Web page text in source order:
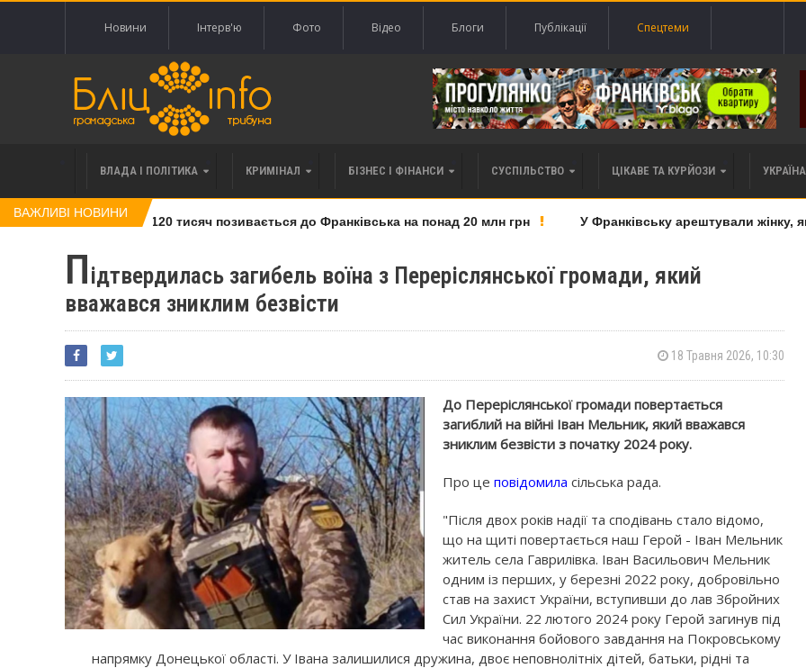
Новини Інтерв'ю Фото Відео Блоги Публікації Спецтеми
ВЛАДА І ПОЛІТИКА КРИМІНАЛ БІЗНЕС І ФІНАНСИ СУСПІЛЬСТВО ЦІКАВЕ ТА КУРЙОЗИ
ВАЖЛИВІ НОВИНИ
права вимоги за 120 тисяч позивається до Франківська на понад 20 млн грн У Франківську арештували жінку,
Підтвердилась загибель воїна з Переріслянської громади, який
вважався зниклим безвісти
18 Травня 2026, 10:30
До Переріслянської громади повертається
загиблий на війні Іван Мельник, який вважався
зниклим безвісти з початку 2024 року.
Про це повідомила сільська рада.
"Після двох років надії та сподівань стало відомо,
що на щиті повертається наш Герой - Іван Мельник
житель села Гаврилівка. Іван Васильович Мельник
одним із перших, у березні 2022 року, добровільно
став на захист України, вступивши до лав Збройних
Сил України. 22 лютого 2024 року Герой загинув під
час виконання бойового завдання на Покровському
напрямку Донецької області. У Івана залишилися дружина, двоє неповнолітніх дітей, батьки, рідні та